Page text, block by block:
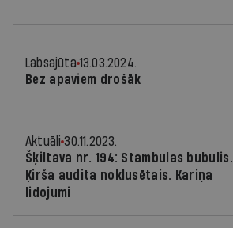
Labsajūta 13.03.2024.
Bez apaviem drošāk
Aktuāli 30.11.2023.
Šķiltava nr. 194: Stambulas bubulis.
Ķirša audita noklusētais. Kariņa
lidojumi